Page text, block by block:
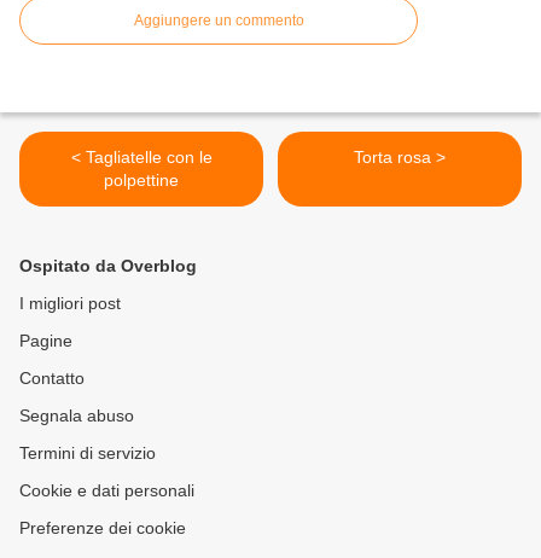
Aggiungere un commento
< Tagliatelle con le
polpettine
Torta rosa >
Ospitato da Overblog
I migliori post
Pagine
Contatto
Segnala abuso
Termini di servizio
Cookie e dati personali
Preferenze dei cookie